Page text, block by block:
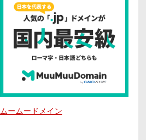
ムームードメイン